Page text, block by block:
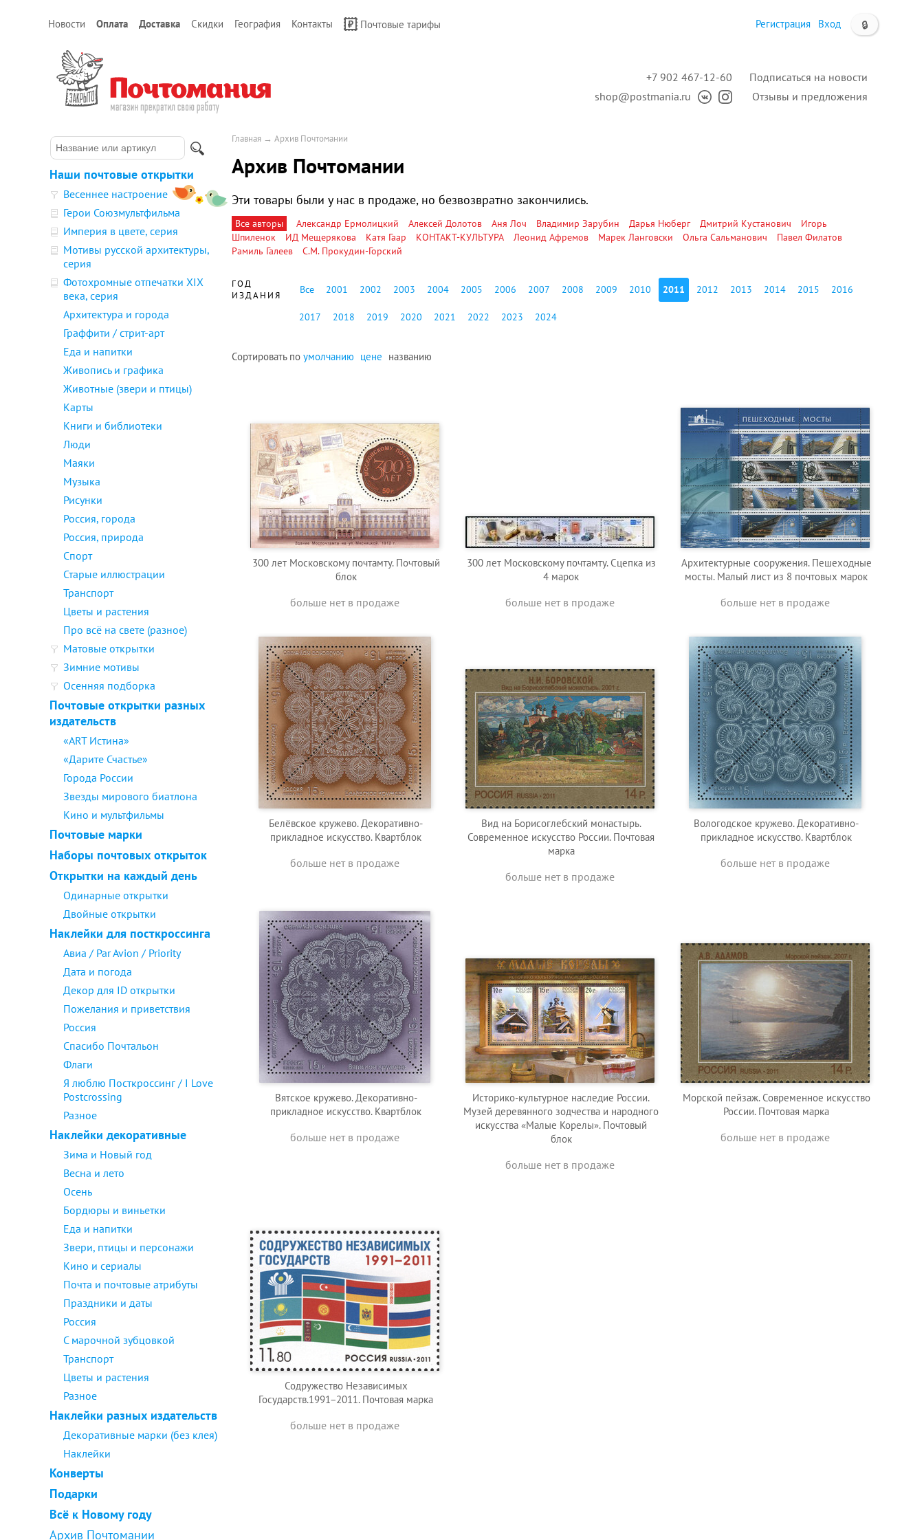
Новости Оплата Доставка Скидки География Контакты Почтовые тарифы 🔒
Регистрация Вход
Подписаться на новости
Отзывы и предложения
+7 902 467-12-60
shop@postmania.ru
Наши почтовые открытки
Весеннее настроение
Герои Союзмультфильма
Империя в цвете, серия
Мотивы русской архитектуры,
серия
Фотохромные отпечатки XIX
века, серия
Архитектура и города
Граффити / стрит-арт
Еда и напитки
Живопись и графика
Животные (звери и птицы)
Карты
Книги и библиотеки
Люди
Маяки
Музыка
Рисунки
Россия, города
Россия, природа
Спорт
Старые иллюстрации
Транспорт
Цветы и растения
Про всё на свете (разное)
Матовые открытки
Зимние мотивы
Осенняя подборка
Почтовые открытки разных
издательств
«ART Истина»
«Дарите Счастье»
Города России
Звезды мирового биатлона
Кино и мультфильмы
Почтовые марки
Наборы почтовых открыток
Открытки на каждый день
Одинарные открытки
Двойные открытки
Наклейки для посткроссинга
Авиа / Par Avion / Priority
Дата и погода
Декор для ID открытки
Пожелания и приветствия
Россия
Спасибо Почтальон
Флаги
Я люблю Посткроссинг / I Love
Postcrossing
Разное
Наклейки декоративные
Зима и Новый год
Весна и лето
Осень
Бордюры и виньетки
Еда и напитки
Звери, птицы и персонажи
Кино и сериалы
Почта и почтовые атрибуты
Праздники и даты
Россия
С марочной зубцовкой
Транспорт
Цветы и растения
Разное
Наклейки разных издательств
Декоративные марки (без клея)
Наклейки
Конверты
Подарки
Всё к Новому году
Архив Почтомании
Главная → Архив Почтомании
Архив Почтомании
Эти товары были у нас в продаже, но безвозвратно закончились.
Все авторы Александр Ермолицкий Алексей Долотов Аня Лоч Владимир Зарубин Дарья Нюберг Дмитрий Кустанович
Игорь
Шпиленок
ИД Мещерякова Катя Гаар КОНТАКТ-КУЛЬТУРА Леонид Афремов Марек Ланговски Ольга Сальманович
Павел Филатов
Рамиль Галеев
С.М. Прокудин-Горский
ГОД
ИЗДАНИЯ
Все 2001 2002 2003 2004 2005 2006 2007 2008 2009 2010 2011 2012 2013 2014 2015 2016
2017 2018 2019 2020 2021 2022 2023 2024
Сортировать по умолчанию цене названию
300 лет Московскому почтамту. Почтовый
блок
больше нет в продаже
300 лет Московскому почтамту. Сцепка из
4 марок
больше нет в продаже
Архитектурные сооружения. Пешеходные
мосты. Малый лист из 8 почтовых марок
больше нет в продаже
Белёвское кружево. Декоративно-
прикладное искусство. Квартблок
больше нет в продаже
Вид на Борисоглебский монастырь.
Современное искусство России. Почтовая
марка
больше нет в продаже
Вологодское кружево. Декоративно-
прикладное искусство. Квартблок
больше нет в продаже
Вятское кружево. Декоративно-
прикладное искусство. Квартблок
больше нет в продаже
Историко-культурное наследие России.
Музей деревянного зодчества и народного
искусства «Малые Корелы». Почтовый
блок
больше нет в продаже
Морской пейзаж. Современное искусство
России. Почтовая марка
больше нет в продаже
Содружество Независимых
Государств.1991−2011. Почтовая марка
больше нет в продаже